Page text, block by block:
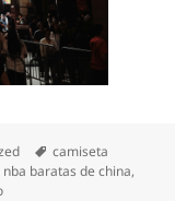
Etiquetas
camiseta
baratas de china,